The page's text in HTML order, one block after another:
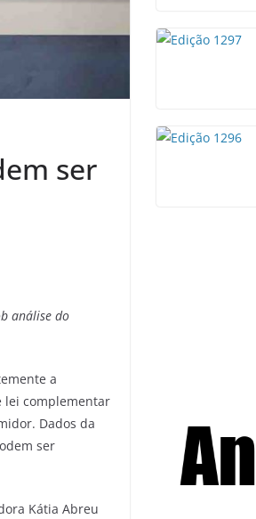
ser
análise do
a
lei complementar
Dados da
ser
Kátia Abreu